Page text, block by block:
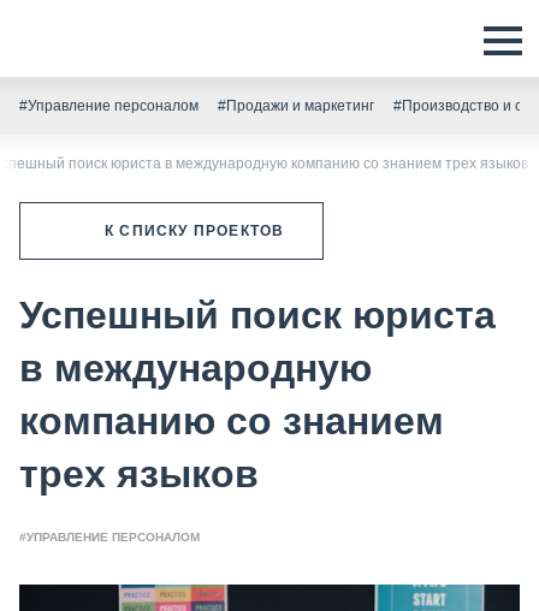
#Управление персоналом #Продажи и маркетинг #Производство и
поиск юриста в международную компанию со знанием трех языков
К СПИСКУ ПРОЕКТОВ
Успешный поиск юриста
в международную
компанию со знанием
трех языков
#УПРАВЛЕНИЕ ПЕРСОНАЛОМ